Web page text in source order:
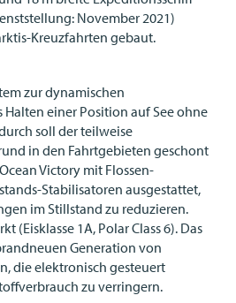
November 2021)
Kreuzfahrten gebaut.
zur dynamischen
Halten einer Position auf See ohne
soll der teilweise
in den Fahrtgebieten geschont
Victory mit Flossen-
Stabilisatoren ausgestattet,
im Stillstand zu reduzieren.
(Eisklasse 1A, Polar Class 6). Das
Generation von
die elektronisch gesteuert
zu verringern.